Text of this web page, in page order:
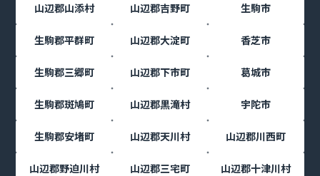
山辺郡山添村 山辺郡吉野町 生駒市
生駒郡平群町 山辺郡大淀町 香芝市
生駒郡三郷町 山辺郡下市町 葛城市
生駒郡斑鳩町 山辺郡黒滝村 宇陀市
生駒郡安堵町 山辺郡天川村 山辺郡川西町
山辺郡野迫川村 山辺郡三宅町 山辺郡十津川村